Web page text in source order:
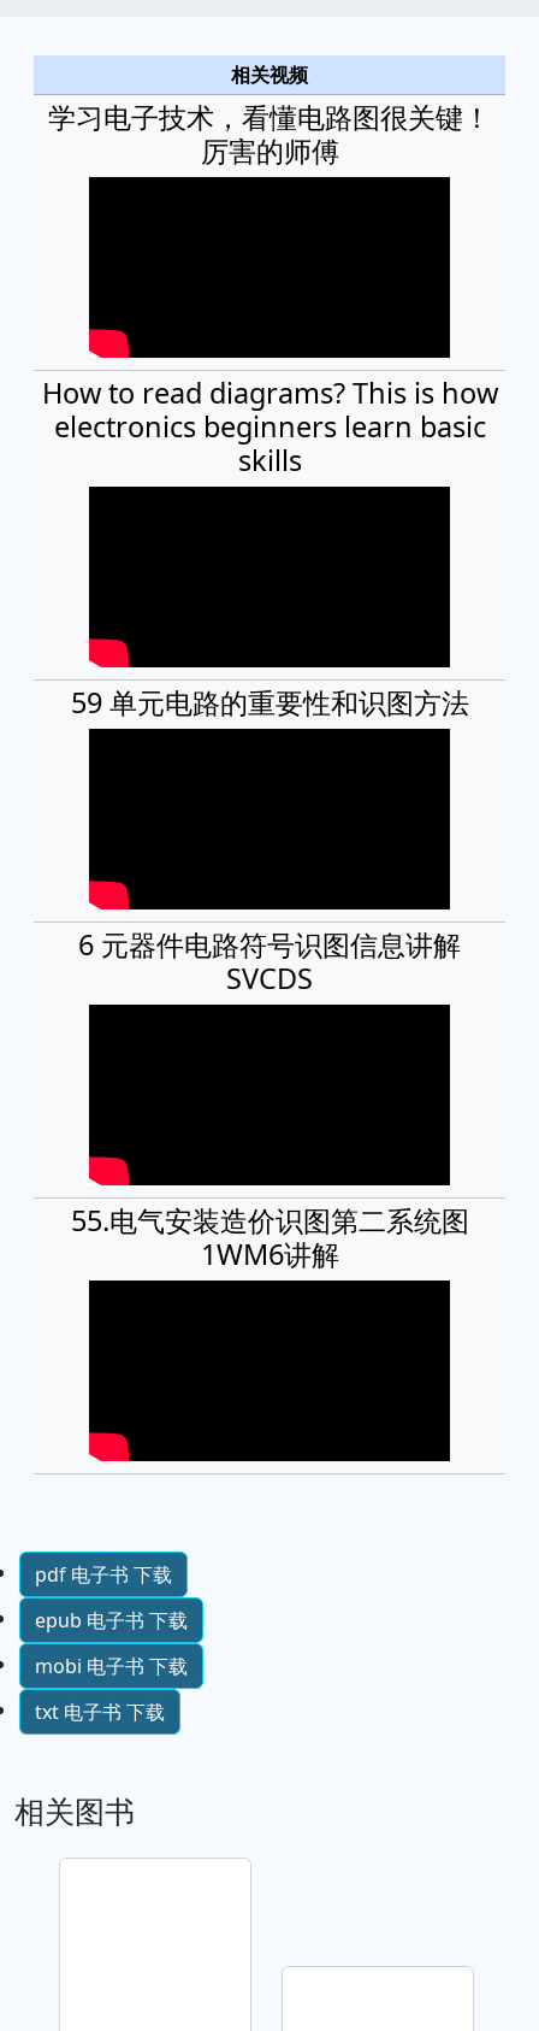
相关视频
学习电子技术，看懂电路图很关键！
厉害的师傅
How to read diagrams? This is how
electronics beginners learn basic
skills
59 单元电路的重要性和识图方法
6 元器件电路符号识图信息讲解
SVCDS
55.电气安装造价识图第二系统图
1WM6讲解
pdf 电子书 下载
epub 电子书 下载
mobi 电子书 下载
txt 电子书 下载
相关图书